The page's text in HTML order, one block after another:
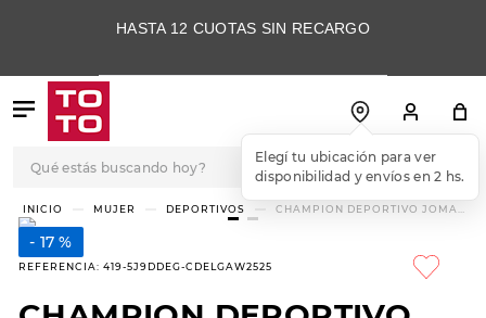
HASTA 12 CUOTAS SIN RECARGO
Elegí tu ubicación para ver
disponibilidad y envíos en 2 hs.
MUJER DEPORTIVOS
CHAMPION DEPORTIVO JOMA
17 %
REFERENCIA: 419-5J9DDEG-CDELGAW2525
TÉRMINOS MÁS
BUSCADOS
1.